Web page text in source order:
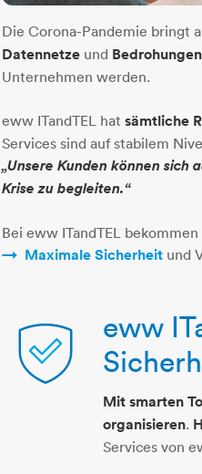
Die Corona-Pandemie bringt
Datennetze und
Unternehmen werden.
eww ITandTEL hat sämtliche
Services sind auf stabilem
„Unsere Kunden können sich
Krise zu begleiten.“
Bei eww ITandTEL
Maximale Sicherheit ​​​​​​​​​​​​​​und
eww
Mit smarten
organisieren.
Services von